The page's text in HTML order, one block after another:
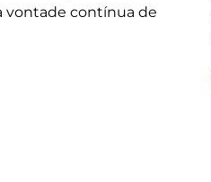
vontade contínua de